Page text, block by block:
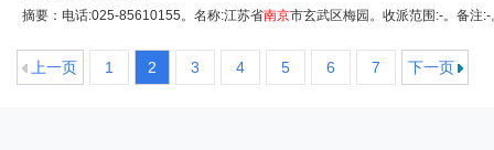
摘要：电话:025-85610155。名称:江苏省南京市玄武区梅园。收派范围:-。备注
上一页 1 2 3 4 5 6 7 下一页